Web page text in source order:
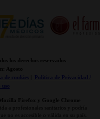
los derechos reservados
Agosto
de cookies|
Politica de Privacidad /
uso
Firefox y Google Chrome
a profesionales sanitarios y podría
no es accesible o válida en su país.